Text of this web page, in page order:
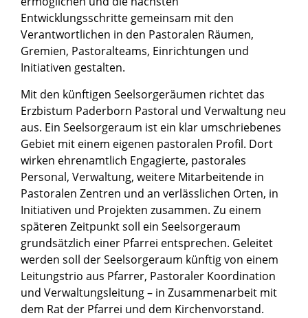
Entwicklungsschritte gemeinsam mit den
Verantwortlichen in den Pastoralen Räumen,
Gremien, Pastoralteams, Einrichtungen und
Initiativen gestalten.
Mit den künftigen Seelsorgeräumen richtet das
Erzbistum Paderborn Pastoral und Verwaltung neu
aus. Ein Seelsorgeraum ist ein klar umschriebenes
Gebiet mit einem eigenen pastoralen Profil. Dort
wirken ehrenamtlich Engagierte, pastorales
Personal, Verwaltung, weitere Mitarbeitende in
Pastoralen Zentren und an verlässlichen Orten, in
Initiativen und Projekten zusammen. Zu einem
späteren Zeitpunkt soll ein Seelsorgeraum
grundsätzlich einer Pfarrei entsprechen. Geleitet
werden soll der Seelsorgeraum künftig von einem
Leitungstrio aus Pfarrer, Pastoraler Koordination
und Verwaltungsleitung – in Zusammenarbeit mit
dem Rat der Pfarrei und dem Kirchenvorstand.